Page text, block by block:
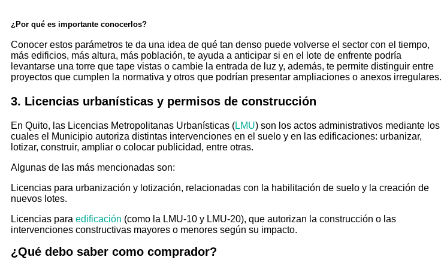
¿Por qué es importante conocerlos?
Conocer estos parámetros te da una idea de qué tan denso puede volverse el sector con el tiempo,
más edificios, más altura, más población, te ayuda a anticipar si en el lote de enfrente podría
levantarse una torre que tape vistas o cambie la entrada de luz y, además, te permite distinguir entre
proyectos que cumplen la normativa y otros que podrían presentar ampliaciones o anexos irregulares.
3. Licencias urbanísticas y permisos de construcción
En Quito, las Licencias Metropolitanas Urbanísticas (LMU) son los actos administrativos mediante los
cuales el Municipio autoriza distintas intervenciones en el suelo y en las edificaciones: urbanizar,
lotizar, construir, ampliar o colocar publicidad, entre otras.
Algunas de las más mencionadas son:
Licencias para urbanización y lotización, relacionadas con la habilitación de suelo y la creación de
nuevos lotes.
Licencias para edificación (como la LMU-10 y LMU-20), que autorizan la construcción o las
intervenciones constructivas mayores o menores según su impacto.
¿Qué debo saber como comprador?